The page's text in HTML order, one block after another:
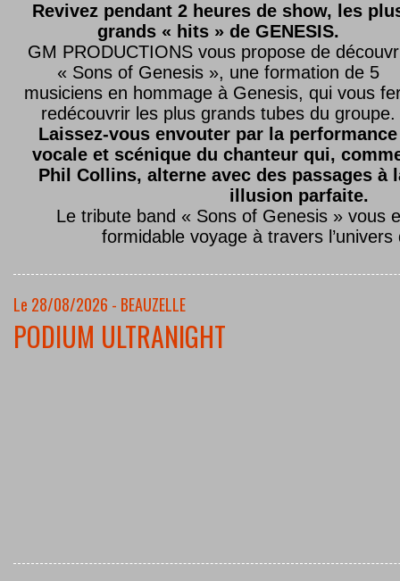
Revivez pendant 2 heures de show, les
grands « hits » de GENESIS.
GM PRODUCTIONS vous propose de
« Sons of Genesis », une formation de 5
musiciens en hommage à Genesis, qui vous
redécouvrir les plus grands tubes du groupe.
Laissez-vous envouter par la performance
vocale et scénique du chanteur qui,
Phil Collins, alterne avec des passages à
illusion parfaite.
Le tribute band « Sons of Genesis » vous
formidable voyage à travers l’univers
Le 28/08/2026 - BEAUZELLE
PODIUM ULTRANIGHT